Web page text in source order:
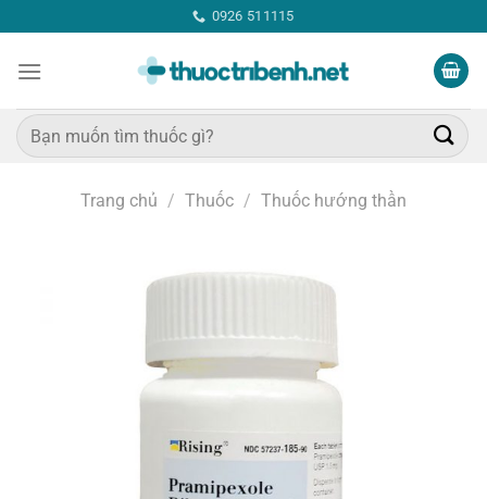
qua
nội
0926 511115
Tìm
kiếm:
Trang chủ / Thuốc / Thuốc hướng thần